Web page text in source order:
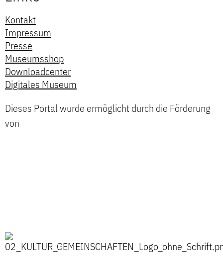
Kontakt
Impressum
Presse
Museumsshop
Downloadcenter
Digitales Museum
Dieses Portal wurde ermöglicht durch die Förderung
von